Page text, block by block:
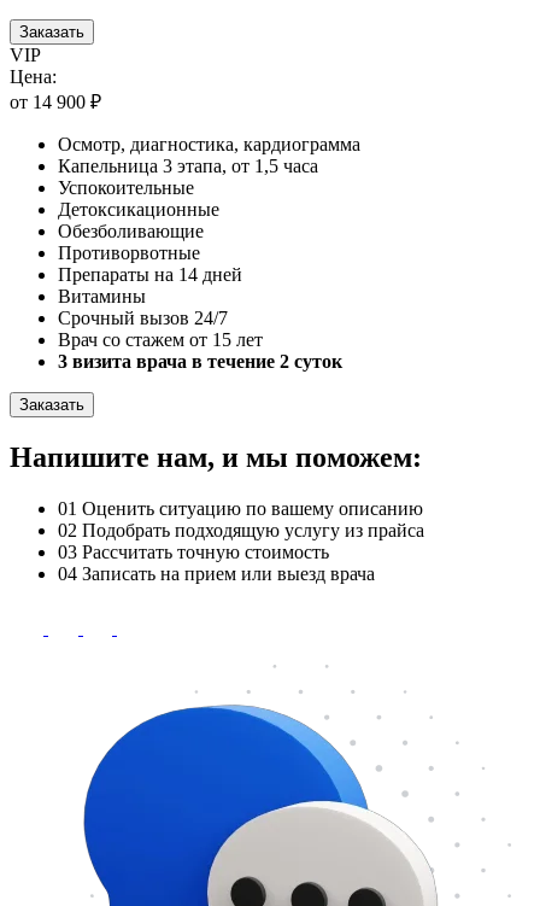
Заказать
VIP
Цена:
от 14 900 ₽
Осмотр, диагностика, кардиограмма
Капельница 3 этапа, от 1,5 часа
Успокоительные
Детоксикационные
Обезболивающие
Противорвотные
Препараты на 14 дней
Витамины
Срочный вызов 24/7
Врач со стажем от 15 лет
3 визита врача в течение 2 суток
Заказать
Напишите нам, и мы поможем:
01 Оценить ситуацию по вашему описанию
02 Подобрать подходящую услугу из прайса
03 Рассчитать точную стоимость
04 Записать на прием или выезд врача